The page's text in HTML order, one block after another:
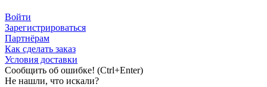
Войти
Зарегистрироваться
Партнёрам
Как сделать заказ
Условия доставки
Сообщить об ошибке! (Ctrl+Enter)
Не нашли, что искали?